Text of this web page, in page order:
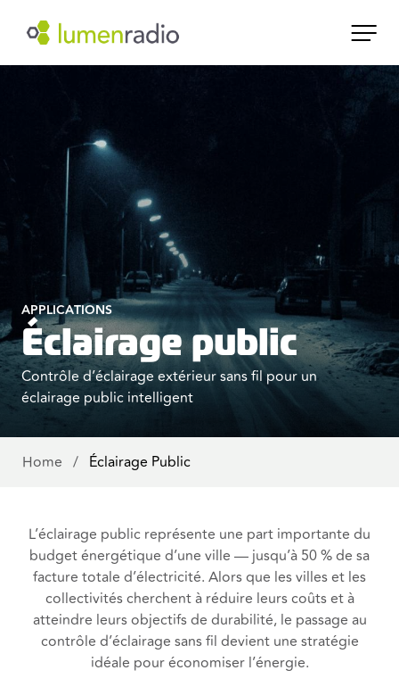
APPLICATIONS
Éclairage public
Contrôle d’éclairage extérieur sans fil pour un
éclairage public intelligent
Home / Éclairage Public
L’éclairage public représente une part importante du
budget énergétique d’une ville — jusqu’à 50 % de sa
facture totale d’électricité. Alors que les villes et les
collectivités cherchent à réduire leurs coûts et à
atteindre leurs objectifs de durabilité, le passage au
contrôle d’éclairage sans fil devient une stratégie
idéale pour économiser l’énergie.